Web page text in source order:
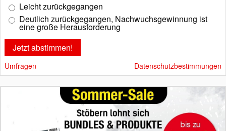
Leicht zurückgegangen
Deutlich zurückgegangen, Nachwuchsgewinnung ist
eine große Herausforderung
Umfragen Datenschutzbestimmungen